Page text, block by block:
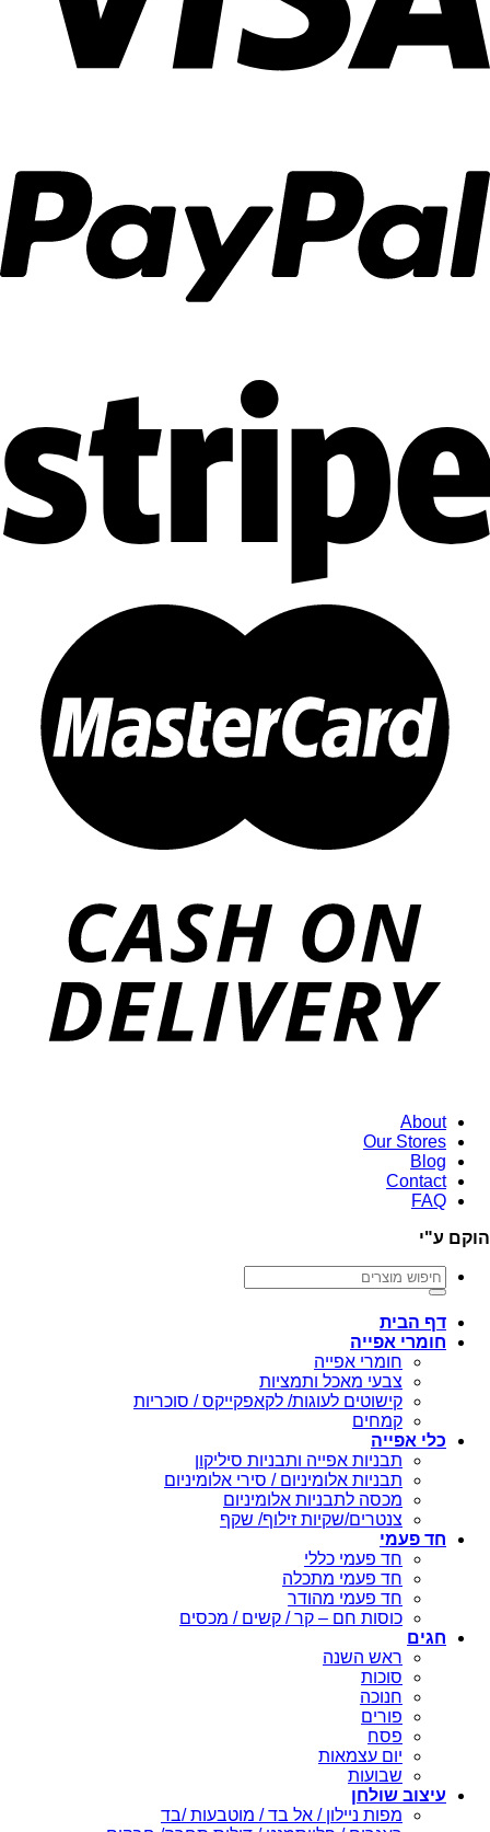
About
Our Stores
Blog
Contact
FAQ
הוקם ע"י
חיפוש
עבור:
דף הבית
חומרי אפייה
חומרי אפייה
צבעי מאכל ותמציות
קישוטים לעוגות/ לקאפקייקס / סוכריות
קמחים
כלי אפייה
תבניות אפייה ותבניות סיליקון
תבניות אלומיניום / סירי אלומיניום
מכסה לתבניות אלומיניום
צנטרים/שקיות זילוף/ שקף
חד פעמי
חד פעמי כללי
חד פעמי מתכלה
חד פעמי מהודר
כוסות חם – קר / קשים / מכסים
חגים
ראש השנה
סוכות
חנוכה
פורים
פסח
יום עצמאות
שבועות
עיצוב שולחן
מפות ניילון / אל בד / מוטבעות /בד